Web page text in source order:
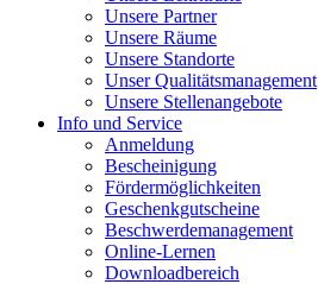
Unsere Partner
Unsere Räume
Unsere Standorte
Unser Qualitätsmanagement
Unsere Stellenangebote
Info und Service
Anmeldung
Bescheinigung
Fördermöglichkeiten
Geschenkgutscheine
Beschwerdemanagement
Online-Lernen
Downloadbereich